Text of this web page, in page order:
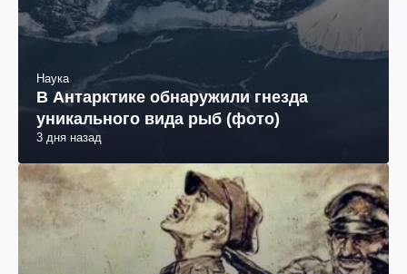
Наука
В Антарктике обнаружили гнезда
уникального вида рыб (фото)
3 дня назад